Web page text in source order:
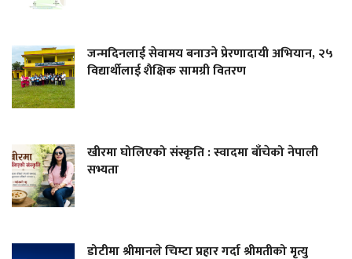
जन्मदिनलाई सेवामय बनाउने प्रेरणादायी अभियान, २५
विद्यार्थीलाई शैक्षिक सामग्री वितरण
खीरमा घोलिएको संस्कृति : स्वादमा बाँचेको नेपाली
सभ्यता
डोटीमा श्रीमानले चिम्टा प्रहार गर्दा श्रीमतीको मृत्यु